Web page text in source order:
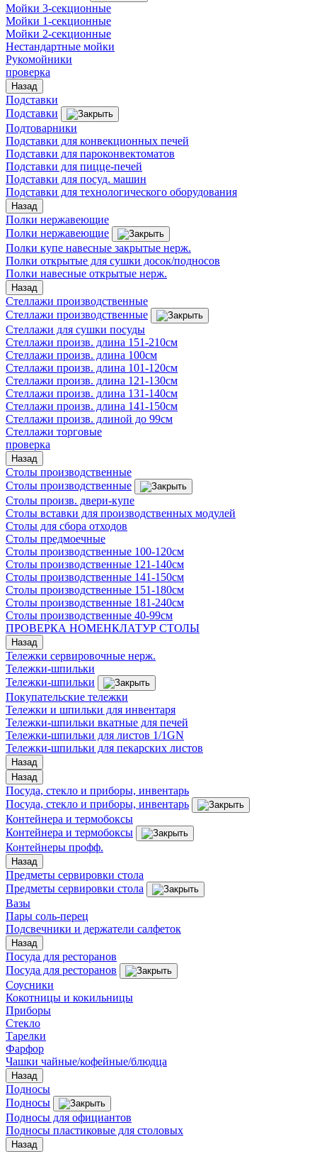
Мойки 3-секционные
Мойки 1-секционные
Мойки 2-секционные
Нестандартные мойки
Рукомойники
проверка
Назад
Подставки
Подставки
Подтоварники
Подставки для конвекционных печей
Подставки для пароконвектоматов
Подставки для пицце-печей
Подставки для посуд. машин
Подставки для технологического оборудования
Назад
Полки нержавеющие
Полки нержавеющие
Полки купе навесные закрытые нерж.
Полки открытые для сушки досок/подносов
Полки навесные открытые нерж.
Назад
Стеллажи производственные
Стеллажи производственные
Стеллажи для сушки посуды
Стеллажи произв. длина 151-210см
Стеллажи произв. длина 100см
Стеллажи произв. длина 101-120см
Стеллажи произв. длина 121-130см
Стеллажи произв. длина 131-140см
Стеллажи произв. длина 141-150см
Стеллажи произв. длиной до 99см
Стеллажи торговые
проверка
Назад
Столы производственные
Столы производственные
Столы произв. двери-купе
Столы вставки для производственных модулей
Столы для сбора отходов
Столы предмоечные
Столы производственные 100-120см
Столы производственные 121-140см
Столы производственные 141-150см
Столы производственные 151-180см
Столы производственные 181-240см
Столы производственные 40-99см
ПРОВЕРКА НОМЕНКЛАТУР СТОЛЫ
Назад
Тележки сервировочные нерж.
Тележки-шпильки
Тележки-шпильки
Покупательские тележки
Тележки и шпильки для инвентаря
Тележки-шпильки вкатные для печей
Тележки-шпильки для листов 1/1GN
Тележки-шпильки для пекарских листов
Назад
Назад
Посуда, стекло и приборы, инвентарь
Посуда, стекло и приборы, инвентарь
Контейнера и термобоксы
Контейнера и термобоксы
Контейнеры профф.
Назад
Предметы сервировки стола
Предметы сервировки стола
Вазы
Пары соль-перец
Подсвечники и держатели салфеток
Назад
Посуда для ресторанов
Посуда для ресторанов
Соусники
Кокотницы и кокильницы
Приборы
Стекло
Тарелки
Фарфор
Чашки чайные/кофейные/блюдца
Назад
Подносы
Подносы
Подносы для официантов
Подносы пластиковые для столовых
Назад